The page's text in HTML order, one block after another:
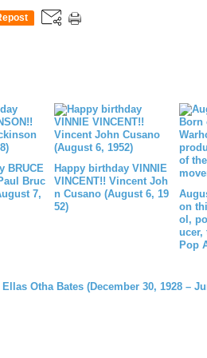
BRUCE
Bruc
7,
Happy birthday VINNIE
VINCENT!! Vincent Joh
n Cusano (August 6, 19
52)
on
ol,
ucer,
Pop